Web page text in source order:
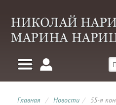
Главная / Новости / 55-я